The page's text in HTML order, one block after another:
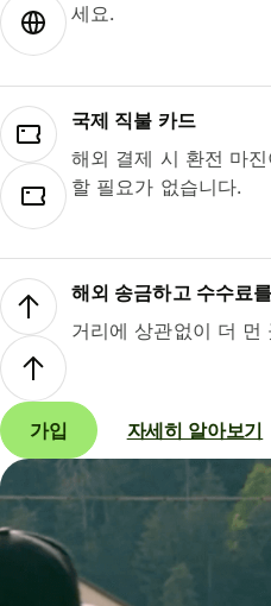
세요.
국제 직불 카드
해외 결제 시 환전 마
할 필요가 없습니다.
해외 송금하고 수수료
거리에 상관없이 더 먼
가입 자세히 알아보기